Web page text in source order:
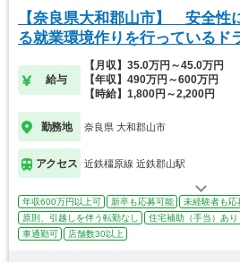
【奈良県大和郡山市】 安全性
る就業環境作りを行っているド
給与
【月収】35.0万円～45.0万円
【年収】490万円～600万円
【時給】1,800円～2,200円
勤務地 奈良県 大和郡山市
アクセス 近鉄橿原線 近鉄郡山駅
年収600万円以上可 新卒も応募可能
未経験者も応
原則、引越しを伴う転勤なし
住宅補助（手当）あり
車通勤可
店舗数30以上